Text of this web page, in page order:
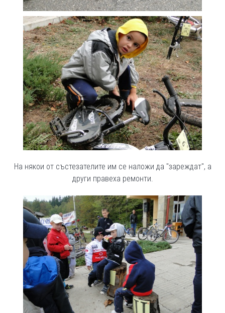
На някои от състезателите им се наложи да "зареждат", а
други правеха ремонти.